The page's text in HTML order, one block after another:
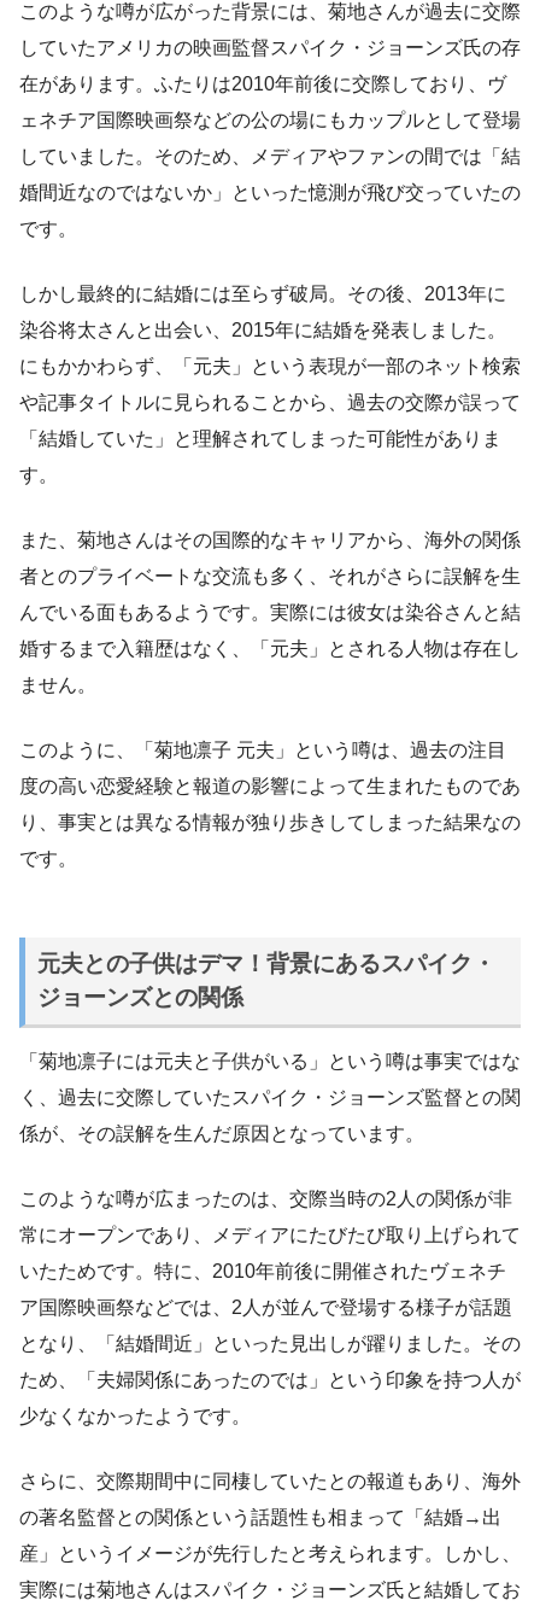
このような噂が広がった背景には、菊地さんが過去に交際
していたアメリカの映画監督スパイク・ジョーンズ氏の存
在があります。ふたりは2010年前後に交際しており、ヴ
ェネチア国際映画祭などの公の場にもカップルとして登場
していました。そのため、メディアやファンの間では「結
婚間近なのではないか」といった憶測が飛び交っていたの
です。
しかし最終的に結婚には至らず破局。その後、2013年に
染谷将太さんと出会い、2015年に結婚を発表しました。
にもかかわらず、「元夫」という表現が一部のネット検索
や記事タイトルに見られることから、過去の交際が誤って
「結婚していた」と理解されてしまった可能性がありま
す。
また、菊地さんはその国際的なキャリアから、海外の関係
者とのプライベートな交流も多く、それがさらに誤解を生
んでいる面もあるようです。実際には彼女は染谷さんと結
婚するまで入籍歴はなく、「元夫」とされる人物は存在し
ません。
このように、「菊地凛子 元夫」という噂は、過去の注目
度の高い恋愛経験と報道の影響によって生まれたものであ
り、事実とは異なる情報が独り歩きしてしまった結果なの
です。
元夫との子供はデマ！背景にあるスパイク・
ジョーンズとの関係
「菊地凛子には元夫と子供がいる」という噂は事実ではな
く、過去に交際していたスパイク・ジョーンズ監督との関
係が、その誤解を生んだ原因となっています。
このような噂が広まったのは、交際当時の2人の関係が非
常にオープンであり、メディアにたびたび取り上げられて
いたためです。特に、2010年前後に開催されたヴェネチ
ア国際映画祭などでは、2人が並んで登場する様子が話題
となり、「結婚間近」といった見出しが躍りました。その
ため、「夫婦関係にあったのでは」という印象を持つ人が
少なくなかったようです。
さらに、交際期間中に同棲していたとの報道もあり、海外
の著名監督との関係という話題性も相まって「結婚→出
産」というイメージが先行したと考えられます。しかし、
実際には菊地さんはスパイク・ジョーンズ氏と結婚してお